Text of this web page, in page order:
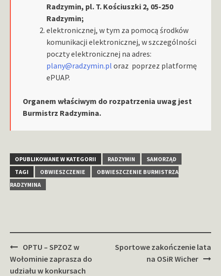
Radzymin, pl. T. Kościuszki 2, 05-250
Radzymin;
elektronicznej, w tym za pomocą środków
komunikacji elektronicznej, w szczególności
poczty elektronicznej na adres:
plany@radzymin.pl oraz poprzez platformę
ePUAP.
Organem właściwym do rozpatrzenia uwag jest
Burmistrz Radzymina.
OPUBLIKOWANE W KATEGORII RADZYMIN
SAMORZĄD
TAGI
OBWIESZCZENIE
OBWIESZCZENIE BURMISTRZA
RADZYMINA
Zobacz
wpisy
OPTU – SPZOZ w
Wołominie zaprasza do
udziału w konkursach
Sportowe zakończenie lata
na OSiR Wicher